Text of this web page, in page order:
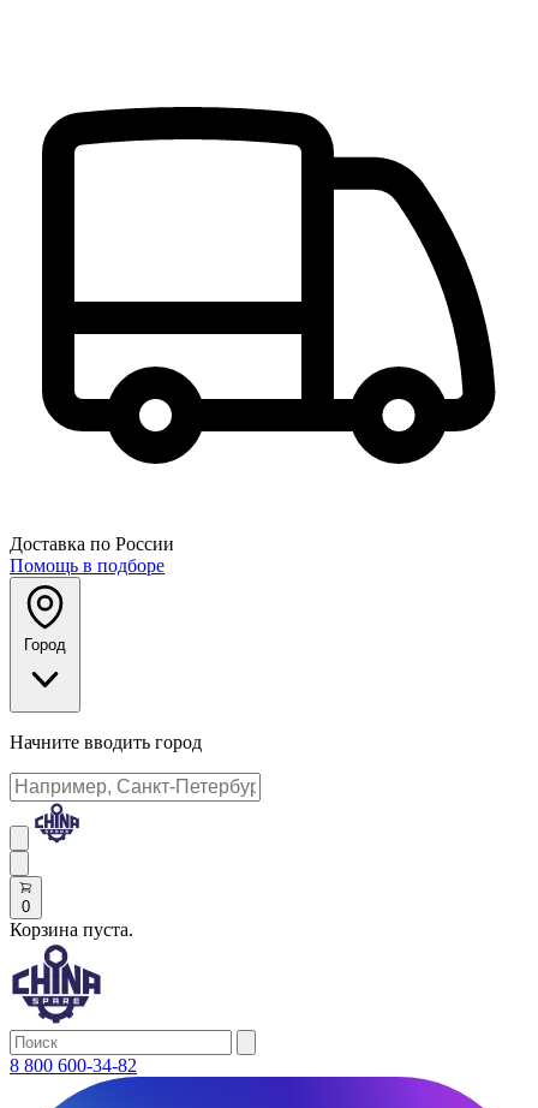
Доставка по России
Помощь в подборе
Город
Начните вводить город
0
Корзина пуста.
8 800 600-34-82